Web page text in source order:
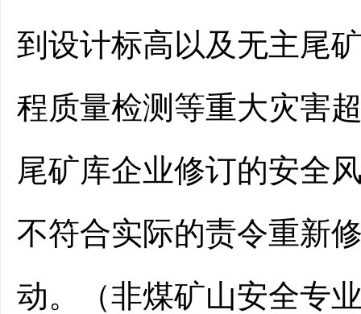
到设计标高以及无主尾
程质量检测等重大灾害
尾矿库企业修订的安全
不符合实际的责令重新
动。（非煤矿山安全专